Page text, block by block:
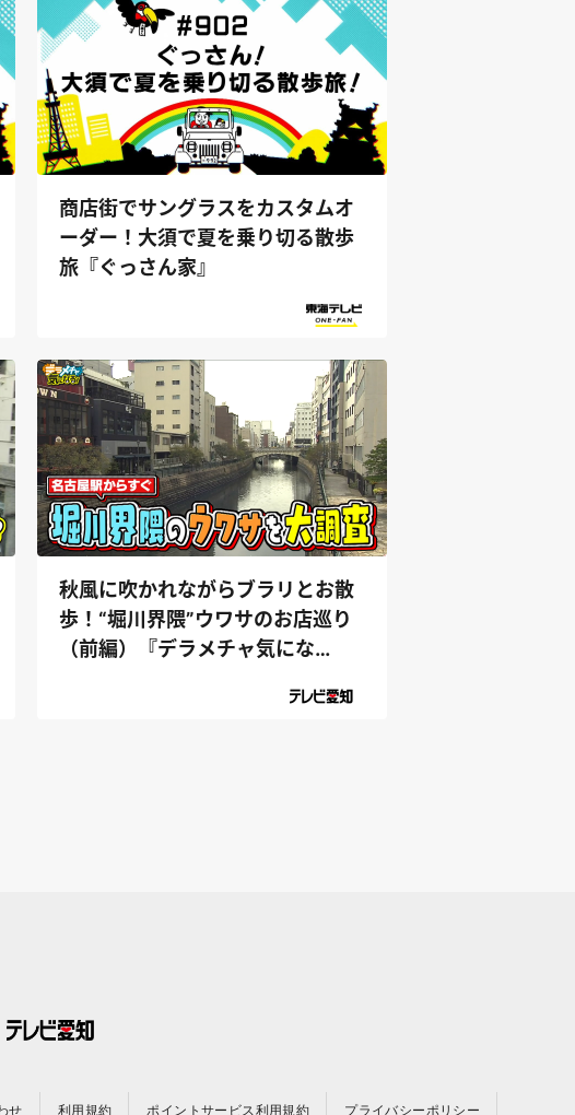
商店街でサングラスをカスタムオ
ーダー！大須で夏を乗り切る散歩
旅『ぐっさん家』
秋風に吹かれながらブラリとお散
歩！“堀川界隈”ウワサのお店巡り
（前編）『デラメチャ気にな
せ 利用規約 ポイントサービス利用規約 プライバシーポリシー